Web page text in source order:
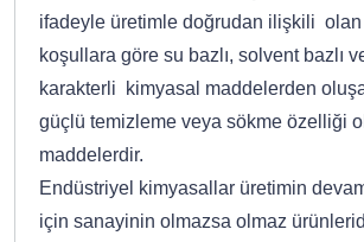
ifadeyle üretimle doğrudan ilişkili
koşullara göre su bazlı, solvent bazlı
karakterli kimyasal maddelerden
güçlü temizleme veya sökme özelliği
maddelerdir.
Endüstriyel kimyasallar üretimin
için sanayinin olmazsa olmaz